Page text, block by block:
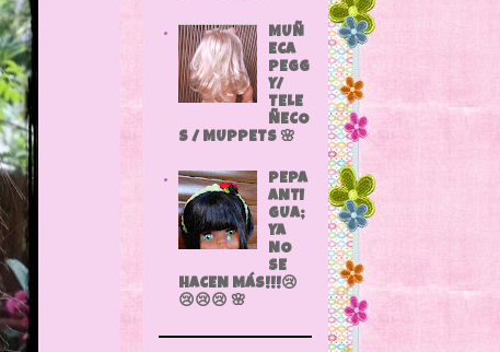
MUÑ
ECA
PEGG
Y/
TELE
ÑECO
S / MUPPETS 🌸
PEPA
ANTI
GUA;
YA
NO
SE
HACEN MÁS!!!😢
😢😢😢 🌸